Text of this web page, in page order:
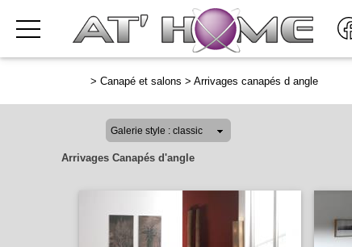
> Canapé et salons > Arrivages canapés d angle
Arrivages Canapés d'angle